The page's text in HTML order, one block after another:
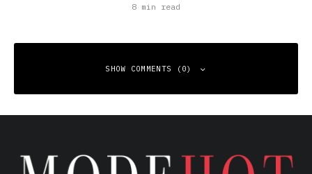
8 min read
SHOW COMMENTS (0)
Your email address will not be published.
Required fields